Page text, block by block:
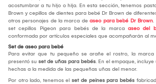
acostumbrar a tu hijo o hija. En esta sección, tenemos
Brown y cepillos de dientes para bebé Dr Brown de
otros personajes de la marca de aseo para bebé Dr Brown.
set cepillos Pigeon para bebés de la marca aseo del
conformada por artículos especiales que acompañarán al
Set de aseo para bebé
Para evitar que tu pequeño se arañe el rostro, la marca
presentó su set de uñas para bebés. En el empaque,
hechas a la medida de las pequeñas uñas del menor.
Por otro lado, tenemos el set de peines para bebés